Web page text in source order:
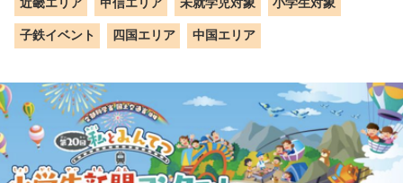
近畿エリア 甲信エリア 未就学児対象 小学生対象
子鉄イベント 四国エリア 中国エリア